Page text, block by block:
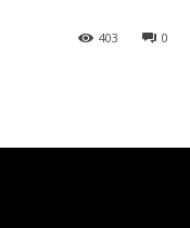
0
403